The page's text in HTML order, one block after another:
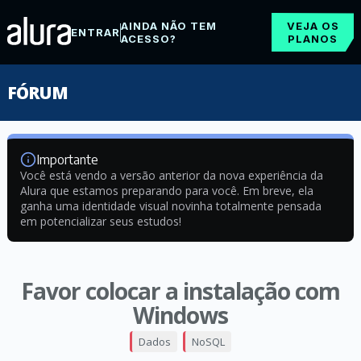
ENTRARAINDA NÃO TEM
ACESSO?
VEJA OS
PLANOS
FÓRUM
Importante
Você está vendo a versão anterior da nova experiência da
Alura que estamos preparando para você. Em breve, ela
ganha uma identidade visual novinha totalmente pensada
em potencializar seus estudos!
Favor colocar a instalação com
Windows
Dados NoSQL